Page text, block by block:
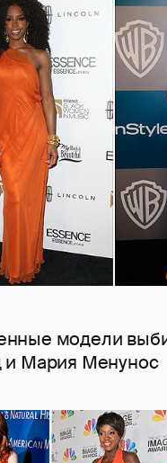
модели
и Мария Менунос